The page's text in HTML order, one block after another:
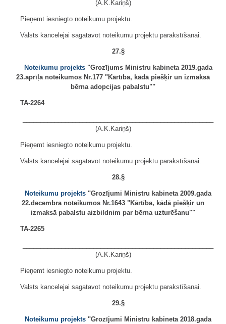
(A.K.Kariņš)
Pieņemt iesniegto noteikumu projektu.
Valsts kancelejai sagatavot noteikumu projektu parakstīšanai.
27.§
Noteikumu projekts"Grozījums Ministru kabineta 2019.gada
23.aprīļa noteikumos Nr.177 "Kārtība, kādā piešķir un izmaksā
bērna adopcijas pabalstu""
TA-2264
(A.K.Kariņš)
Pieņemt iesniegto noteikumu projektu.
Valsts kancelejai sagatavot noteikumu projektu parakstīšanai.
28.§
Noteikumu projekts "Grozījumi Ministru kabineta 2009.gada
22.decembra noteikumos Nr.1643 "Kārtība, kādā piešķir un
izmaksā pabalstu aizbildnim par bērna uzturēšanu""
TA-2265
(A.K.Kariņš)
Pieņemt iesniegto noteikumu projektu.
Valsts kancelejai sagatavot noteikumu projektu parakstīšanai.
29.§
Noteikumu projekts "Grozījumi Ministru kabineta 2018.gada